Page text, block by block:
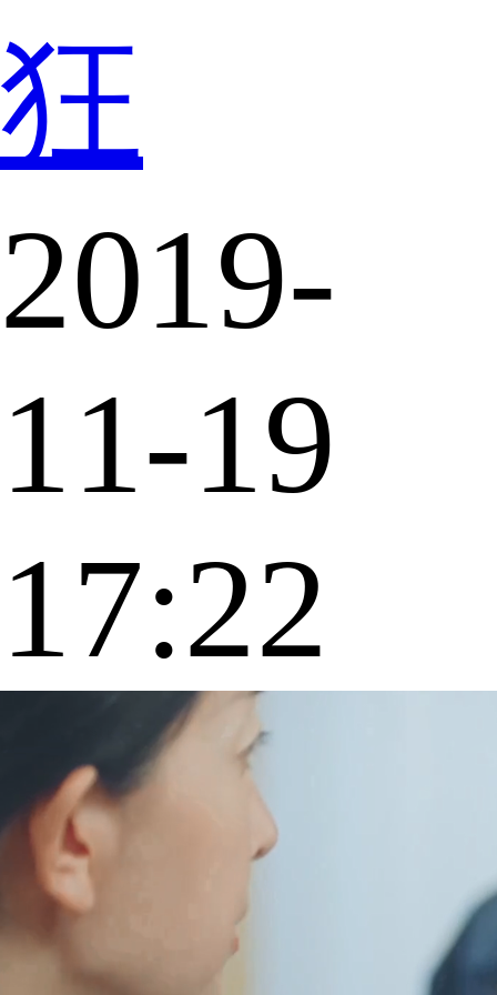
狂
2019-
11-19
17:22